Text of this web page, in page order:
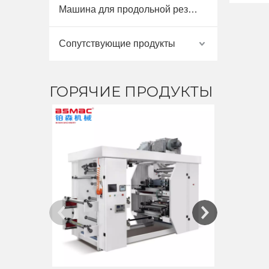
Машина для продольной резки и перемотки
Сопутствующие продукты
ГОРЯЧИЕ ПРОДУКТЫ